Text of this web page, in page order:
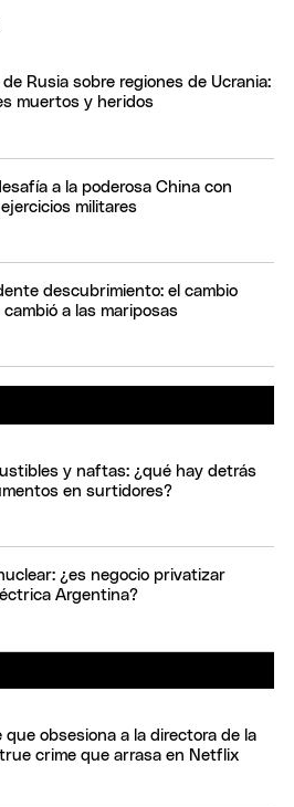
Rusia sobre regiones de Ucrania:
muertos y heridos
a la poderosa China con
militares
descubrimiento: el cambio
a las mariposas
y naftas: ¿qué hay detrás
en surtidores?
¿es negocio privatizar
Argentina?
que obsesiona a la directora de la
crime que arrasa en Netflix